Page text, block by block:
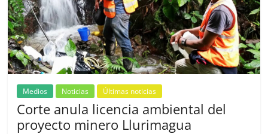
Medios Noticias Últimas noticias
Corte anula licencia ambiental del
proyecto minero Llurimagua